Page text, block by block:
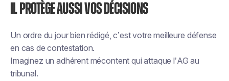
Il protège aussi vos décisions
Un ordre du jour bien rédigé, c’est votre meilleure défense
en cas de contestation.
Imaginez un adhérent mécontent qui attaque l’AG au
tribunal.